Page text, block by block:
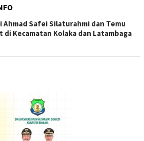
Ahmad Safei Silaturahmi dan Temu
di Kecamatan Kolaka dan Latambaga